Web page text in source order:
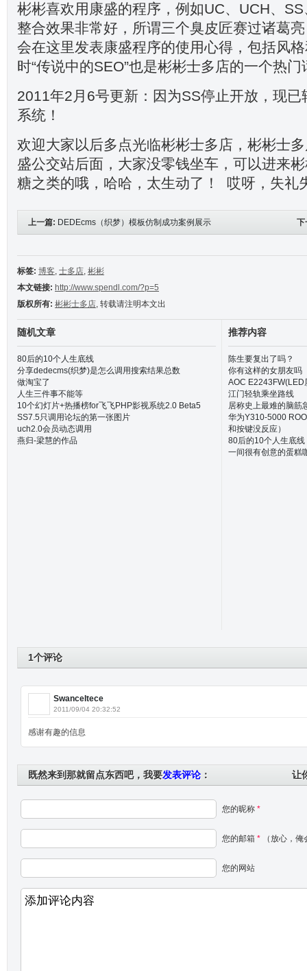
彬彬喜欢用康盛的程序，例如UC、UCH、
整合效果非常好，所谓三个臭皮匠赛过诸葛
会在这里发表康盛程序的使用心得，包括风
时“传说中的SEO”也是彬彬士多店的一个热门
2011年2月6号更新：因为SS停止开放，现已
系统！
欢迎大家以后多点光临彬彬士多店，彬彬士
盛公交站后面，大家没零钱坐车，可以进来
糖之类的哦，哈哈，太生动了！ 哎呀，失礼
上一篇: DEDEcms（织梦）模板仿制成功案例展示
标签: 博客, 士多店, 彬彬
本文链接: http://www.spendl.com/?p=5
版权所有: 彬彬士多店, 转载请注明本文出
随机文章
80后的10个人生底线
分享dedecms(织梦)是怎么调用搜索结果总数
做淘宝了
人生三件事不能等
10个幻灯片+热播榜for飞飞PHP影视系统2.0 Beta5
SS7.5只调用论坛的第一张图片
uch2.0会员动态调用
燕归-梁慧的作品
推荐内容
陈生要复出了吗？
你有这样的女朋友吗
AOC
江门轻轨乘坐路线
居称史上最难的脑筋
华为Y310-5000
和按键没反应）
80后的10个人生底线
一间很有创意的蛋糕
1个评论
SwanceItece
2011/09/04 20:32:52
感谢有趣的信息
既然来到那就留点东西吧，我要发表评论： 让
您的昵称 *
您的邮箱 * （放心，
您的网站